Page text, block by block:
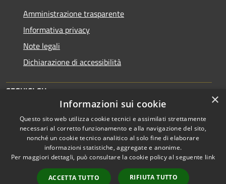
Amministrazione trasparente
Informativa privacy
Note legali
Dichiarazione di accessibilità
SEGUICI SU
FacebookInstagram
Copyright © 2026 • Comune di
Gioia del Colle • Powered by
×
Informazioni sui cookie
Questo sito web utilizza cookie tecnici e assimilati strettamente
necessari al corretto funzionamento e alla navigazione del sito,
nonché un cookie tecnico analitico al solo fine di elaborare
informazioni statistiche, aggregate e anonime.
Per maggiori dettagli, può consultare la cookie policy al seguente link
ACCETTA TUTTO RIFIUTA TUTTO